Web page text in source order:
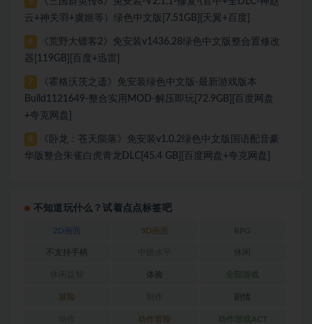
云+神关羽+虞姬等）绿色中文版[7.51GB][天翼+百度]
6
《荒野大镖客2》免安装v1436.28绿色中文版整合置修改
器[119GB][百度+迅雷]
7
《霍格沃茨之遗》免安装绿色中文版-最新游戏版本
Build1121649-整合实用MOD-解压即玩[72.9GB][百度网盘
+夸克网盘]
8
《卧龙：苍天陨落》免安装v1.0.2绿色中文版国语配音豪
华版整合朱雀白虎青龙DLC[45.4 GB][百度网盘+夸克网盘]
不知道玩什么？试着点点标签吧
2D画面 3D画面 RPG
不支持手柄 休闲
体验 全部游戏
冒险 剧情
动作冒险 动作游戏ACT